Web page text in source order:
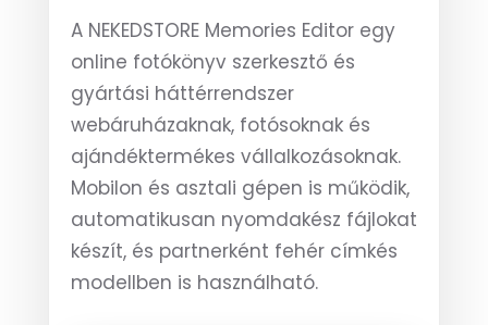
A NEKEDSTORE Memories Editor egy
online fotókönyv szerkesztő és
gyártási háttérrendszer
webáruházaknak, fotósoknak és
ajándéktermékes vállalkozásoknak.
Mobilon és asztali gépen is működik,
automatikusan nyomdakész fájlokat
készít, és partnerként fehér címkés
modellben is használható.